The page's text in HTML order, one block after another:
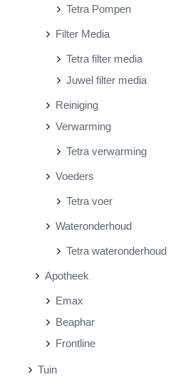
Tetra Pompen
Filter Media
Tetra filter media
Juwel filter media
Reiniging
Verwarming
Tetra verwarming
Voeders
Tetra voer
Wateronderhoud
Tetra wateronderhoud
Apotheek
Emax
Beaphar
Frontline
Tuin